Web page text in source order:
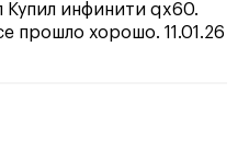
Купил инфинити qx60.
прошло хорошо. 11.01.26